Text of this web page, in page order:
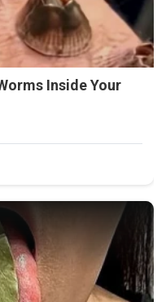
Inside Your